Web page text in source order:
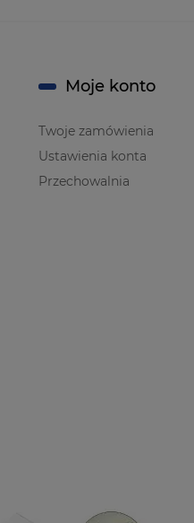
Moje konto
Twoje zamówienia
Ustawienia konta
Przechowalnia